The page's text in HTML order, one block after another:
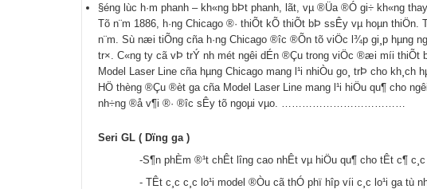
§éng lùc h·m phanh – kh«ng bÞt phanh, lãt, vµ ®Üa ®Ó gi÷ kh«ng
Tõ n¨m 1886, h·ng Chicago ®· thiÕt kÕ thiÕt bÞ ssÊy vµ hoµn
n¨m. Sù næi tiÕng cña h·ng Chicago ®­îc ®Õn tõ viÖc l¾p gi¸p hµng
tr×. C«ng ty cã vÞ trÝ nh­ mét ng­êi dÉn ®Çu trong viÖc ®æi míi thiÕt
Model Laser Line cña hµng Chicago mang l¹i nhiÒu go¸ trÞ cho
HÖ thèng ®Çu ®èt ga cña Model Laser Line mang l¹i hiÖu qu¶ cho
nh÷ng ®å v¶i ®· ®­îc sÊy tõ ngoµi vµo. ………………………………
Seri GL ( Dïng ga )
-S¶n phÈm ®¹t chÊt l­îng cao nhÊt vµ hiÖu qu¶ cho tÊt c¶
- TÊt c¸c c¸c lo¹i model ®Òu cã thÓ phï hîp víi c¸c lo¹i ga tù